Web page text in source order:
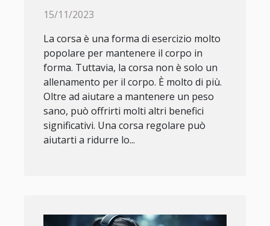
15/11/2023
La corsa è una forma di esercizio molto
popolare per mantenere il corpo in
forma. Tuttavia, la corsa non è solo un
allenamento per il corpo. È molto di più.
Oltre ad aiutare a mantenere un peso
sano, può offrirti molti altri benefici
significativi. Una corsa regolare può
aiutarti a ridurre lo...